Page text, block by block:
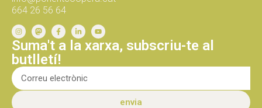
664 26 56 64
Suma't a la xarxa, subscriu-te al
butlletí!
envia